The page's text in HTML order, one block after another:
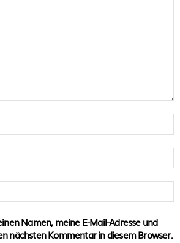
Namen, meine E-Mail-Adresse und
nächsten Kommentar in diesem Browser.